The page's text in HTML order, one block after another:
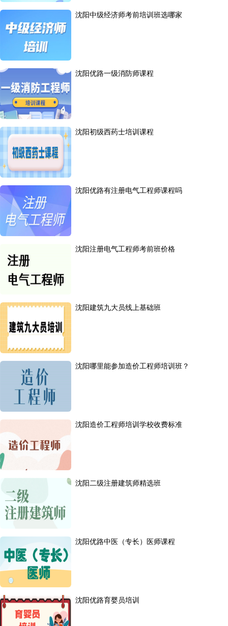
沈阳中级经济师考前培训班选哪家
沈阳优路一级消防师课程
沈阳初级西药士培训课程
沈阳优路有注册电气工程师课程吗
沈阳注册电气工程师考前班价格
沈阳建筑九大员线上基础班
沈阳哪里能参加造价工程师培训班？
沈阳造价工程师培训学校收费标准
沈阳二级注册建筑师精选班
沈阳优路中医（专长）医师课程
沈阳优路育婴员培训